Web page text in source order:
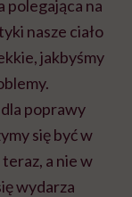
polegająca na
nasze ciało
jakbyśmy
poprawy
się być w
a nie w
wydarza